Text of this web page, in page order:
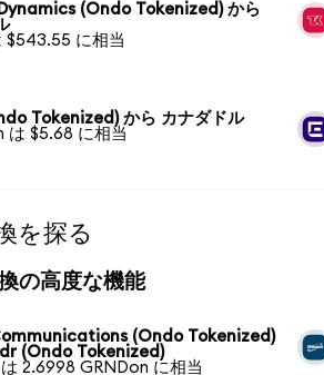
(Ondo Tokenized) から
$543.55 に相当
Tokenized) から カナダドル
は $5.68 に相当
を探る
の高度な機能
(Ondo Tokenized)
(Ondo Tokenized)
は 2.6998 GRNDon に相当